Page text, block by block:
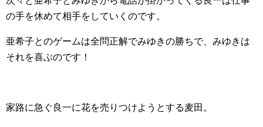
の手を休めて相手をしていくのです。
亜希子とのゲームは全問正解でみゆきの勝ちで、みゆきは
それを喜ぶのです！
家路に急ぐ良一に花を売りつけようとする麦田。